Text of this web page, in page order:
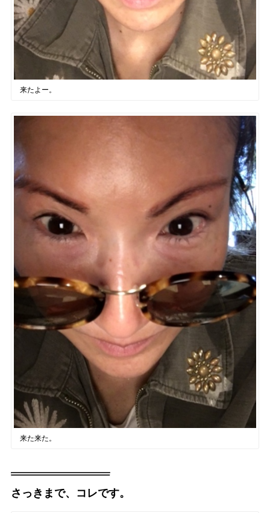
来たよー。
来た来た。
さっきまで、コレです。